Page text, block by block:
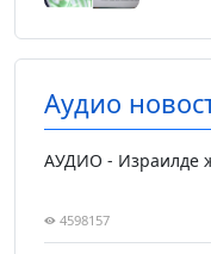
Аудио
АУДИО - Израилде
4598157